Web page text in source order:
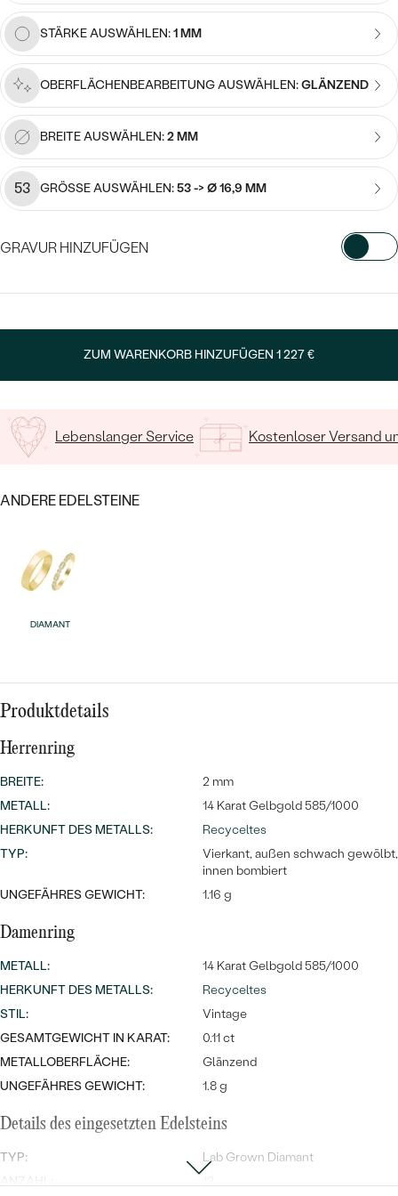
Wave Kollektion
NACH DER FARBE
NACH DER FORM
MASSGEFERTIGTER
DIAMANTEN
Bestseller
Ohrrinnge
ANSEHEN
Personalisierte
Halsketten
Meistverkaufte
Ringe
ANSEHEN
STÄRKE AUSWÄHLEN:1 MM
OBERFLÄCHENBEARBEITUNG AUSWÄHLEN:GLÄNZEND
BREITE AUSWÄHLEN:2 MM
53 GRÖSSE AUSWÄHLEN:53 -> Ø 16,9 MM
GRAVUR HINZUFÜGEN
ZUM WARENKORB HINZUFÜGEN 1 227 €
Lebenslanger Service Kostenloser Versand
ANDERE EDELSTEINE
DIAMANT
Produktdetails
Herrenring
BREITE:
2 mm
METALL:
14 Karat Gelbgold 585/1000
HERKUNFT DES METALLS:
Recyceltes
TYP:
Vierkant, außen schwach gewölbt,
innen bombiert
UNGEFÄHRES GEWICHT:
1.16 g
Damenring
METALL:
14 Karat Gelbgold 585/1000
HERKUNFT DES METALLS:
Recyceltes
STIL:
Vintage
GESAMTGEWICHT IN KARAT:
0.11 ct
METALLOBERFLÄCHE:
Glänzend
UNGEFÄHRES GEWICHT:
1.8 g
Details des eingesetzten Edelsteins
TYP:
Lab Grown Diamant